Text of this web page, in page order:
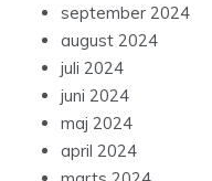
september 2024
august 2024
juli 2024
juni 2024
maj 2024
april 2024